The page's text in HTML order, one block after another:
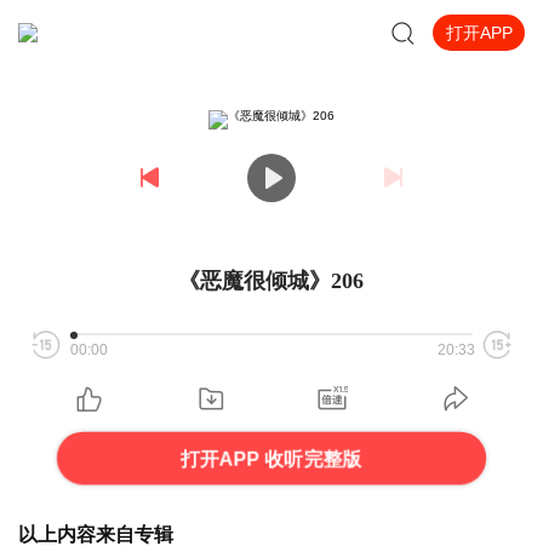
打开APP
《恶魔很倾城》206
00:00 20:33
打开APP 收听完整版
以上内容来自专辑